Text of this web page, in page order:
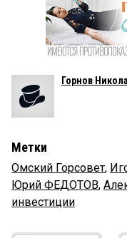
Горнов
Метки
Омский Горсовет,
Юрий ФЕДОТОВ,
инвестиции